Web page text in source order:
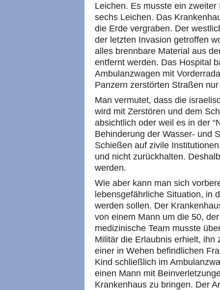
Leichen. Es musste ein
sechs Leichen. Das
die Erde vergraben. Der
der letzten Invasion getroffen
alles brennbare Material aus
entfernt werden. Das Hospital
Ambulanzwagen mit
Panzern zerstörten Straßen
Man vermutet, dass die
wird mit Zerstören und dem
absichtlich oder weil es in der
Behinderung der Wasser- und
Schießen auf zivile
und nicht zurückhalten.
werden.
Wie aber kann man sich
lebensgefährliche Situation, in
werden sollen. Der
von einem Mann um die 50,
medizinische Team musste
Militär die Erlaubnis erhielt, ihn
einer in Wehen befindlichen
Kind schließlich im
einen Mann mit
Krankenhaus zu bringen. Der